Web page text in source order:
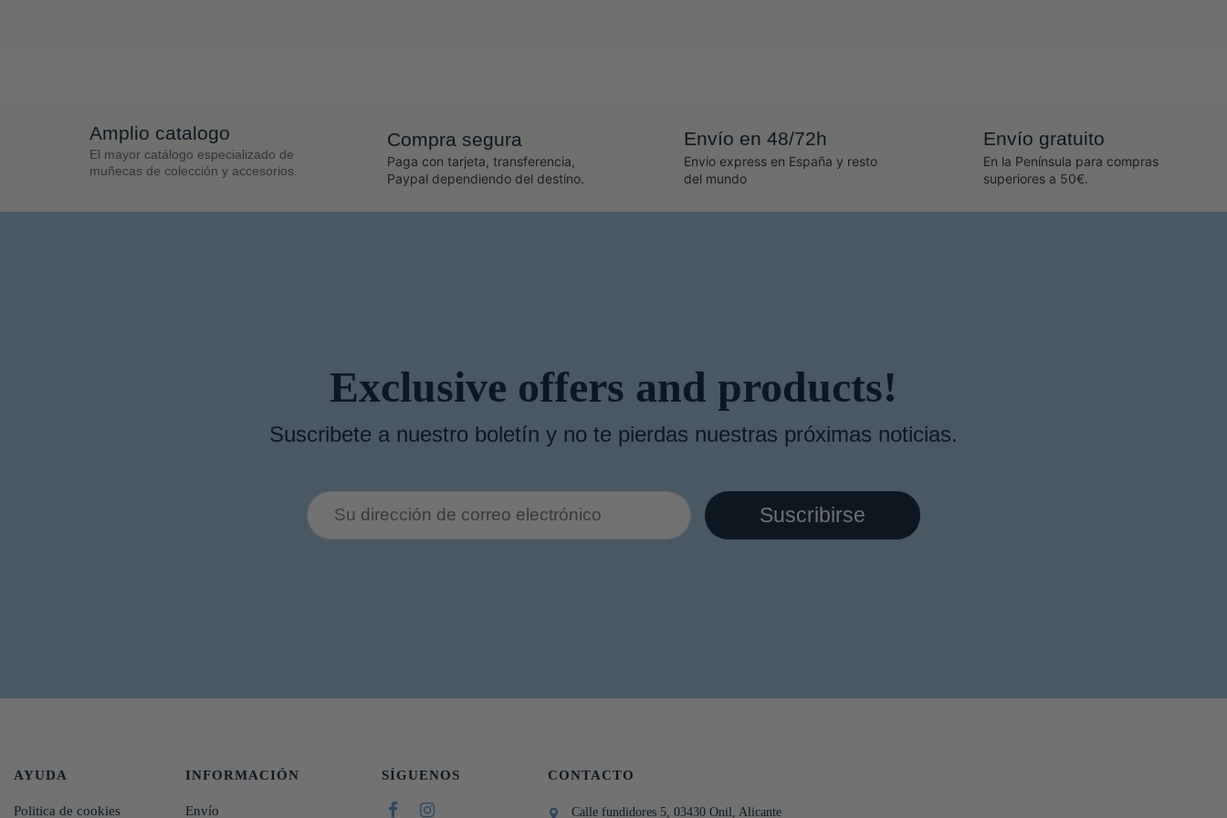
Amplio catalogo
El mayor catálogo especializado de
muñecas de colección y accesorios.
Compra segura
Paga con tarjeta, transferencia,
Paypal dependiendo del destino.
Envío en 48/72h
Envio express en España y resto
del mundo
Envío gratuito
En la Península para compras
superiores a 50€.
Exclusive offers and products!
Suscribete a nuestro boletín y no te pierdas nuestras próximas noticias.
AYUDA
Politica de cookies
INFORMACIÓN
Envío
CONTACTO
Calle fundidores 5, 03430 Onil, Alicante
SÍGUENOS